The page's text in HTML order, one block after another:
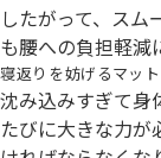
したがって、スム
も腰への負担軽減
寝返りを妨げるマッ
沈み込みすぎて身
たびに大きな力が